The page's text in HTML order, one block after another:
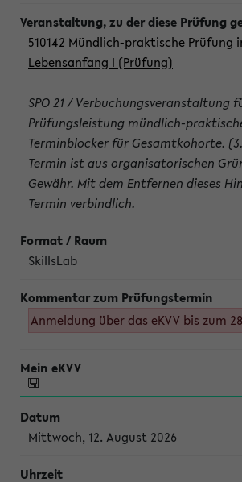
510142 Mündlich-praktische Prüfung
Lebensanfang I (Prüfung)
SPO 21 / Verbuchungsveranstaltung
Prüfungsleistung mündlich-
Terminblocker für Gesamtkohorte.
Termin ist aus organisatorischen
Gewähr. Mit dem Entfernen dieses
Termin verbindlich.
SkillsLab
Anmeldung über das eKVV bis zum
Mittwoch, 12. August 2026